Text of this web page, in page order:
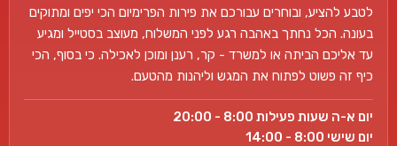
לטבע להציע, ובוחרים עבורכם את פירות הפרימיום הכי יפים ומתוקים
בעונה. הכל נחתך באהבה רגע לפני המשלוח, מעוצב בסטייל ומגיע
עד אליכם הביתה או למשרד - קר, רענן ומוכן לאכילה. כי בסוף, הכי
כיף זה פשוט לפתוח את המגש וליהנות מהטעם.
יום א-ה שעות פעילות 8:00 - 20:00
יום שישי 8:00 - 14:00